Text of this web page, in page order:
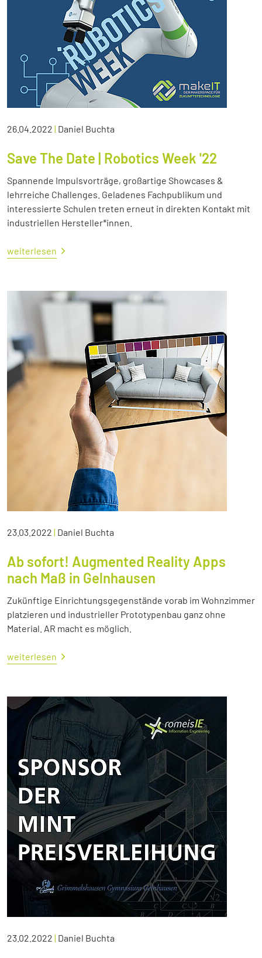
26.04.2022 | Daniel Buchta
Save The Date | Robotics Week '22
Spannende Impulsvorträge, großartige Showcases &
lehrreiche Challenges. Geladenes Fachpublikum und
interessierte Schulen treten erneut in direkten Kontakt mit
industriellen Hersteller*innen.
weiterlesen
23.03.2022 | Daniel Buchta
Ab sofort! Augmented Reality Apps
nach Maß in Gelnhausen
Zukünftige Einrichtungsgegenstände vorab im Wohnzimmer
platzieren und industrieller Prototypenbau ganz ohne
Material. AR macht es möglich.
weiterlesen
23.02.2022 | Daniel Buchta